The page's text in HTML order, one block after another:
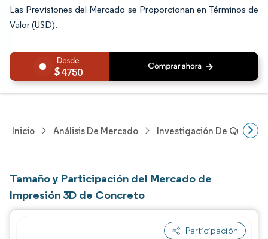
Las Previsiones del Mercado se Proporcionan en Términos de
Valor (USD).
4750
Inicio Análisis De Mercado Investigación De
Tamaño y Participación del Mercado de
Impresión 3D de Concreto
Participación